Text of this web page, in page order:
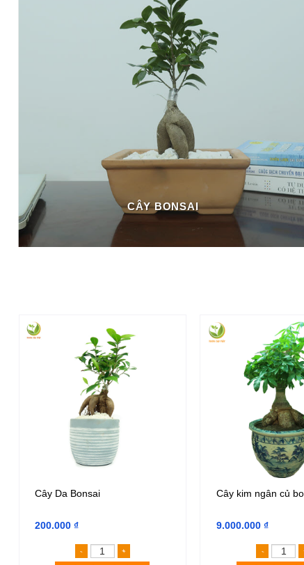
CÂY BONSAI
Cây Da Bonsai
200.000₫
Cây Da Bonsai số lượng
Cây kim ngân củ
9.000.000 ₫